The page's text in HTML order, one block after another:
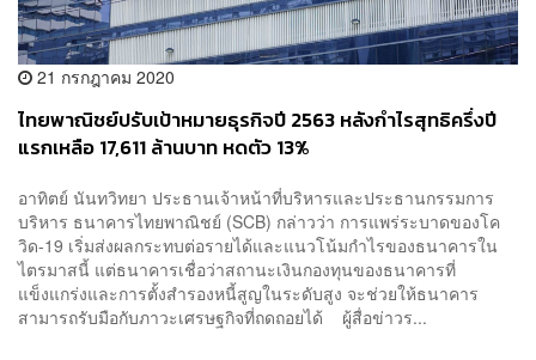
21 กรกฎาคม 2020
ไทยพาณิชย์ปรับเป้าหมายธุรกิจปี 2563 หลังกำไรสุทธิครึ่งปี
แรกเหลือ 17,611 ล้านบาท หดตัว 13%
อาทิตย์ นันทวิทยา ประธานเจ้าหน้าที่บริหารและประธานกรรมการ
บริหาร ธนาคารไทยพาณิชย์ (SCB) กล่าวว่า การแพร่ระบาดของโค
วิด-19 เริ่มส่งผลกระทบต่อรายได้และแนวโน้มกำไรของธนาคารใน
ไตรมาสนี้ แต่ธนาคารเชื่อว่าสถานะเงินกองทุนของธนาคารที่
แข็งแกร่งและการตั้งสำรองหนี้สูญในระดับสูง จะช่วยให้ธนาคาร
สามารถรับมือกับภาวะเศรษฐกิจที่ถดถอยได้ ผู้สื่อข่าวร...